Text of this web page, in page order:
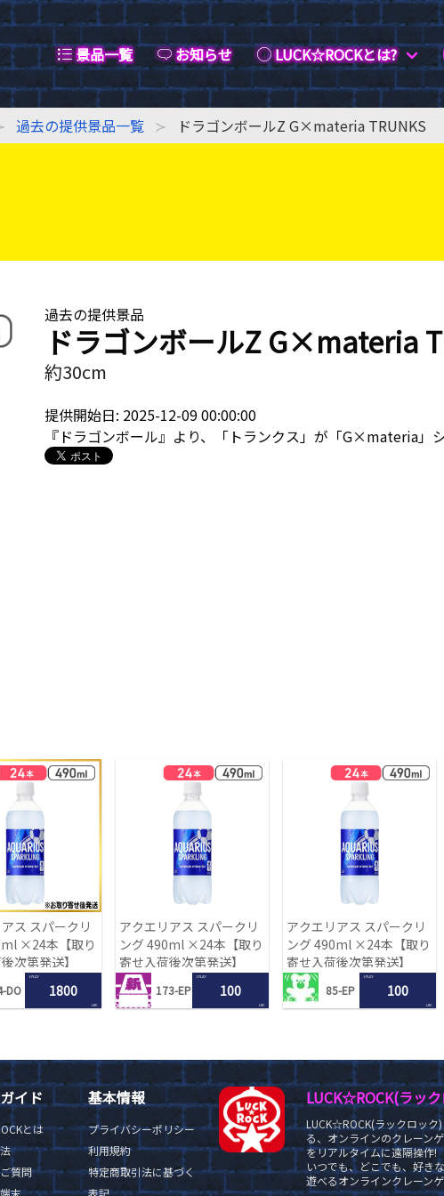
景品一覧 お知らせ LUCK☆ROCKとは?
過去の提供景品一覧 ドラゴンボールZ G×materia TRUNKS
過去の提供景品
ドラゴンボールZ G×materia
約30cm
提供開始日: 2025-12-09 00:00:00
『ドラゴンボール』より、「トランクス」が「G×materia」
ス スパークリ
×24本【取り
次第発送】
DO
1 PLAY
1800
LRC
アクエリアス スパークリ
ング 490ml ×24本【取り
寄せ入荷後次第発送】
173-EP
1 PLAY
100
LRC
アクエリアス スパークリ
ング 490ml ×24本【取り
寄せ入荷後次第発送】
85-EP
1 PLAY
100
LRC
イド
とは
質問
末
基本情報
プライバシーポリシー
利用規約
特定商取引法に基づく
表記
LUCK☆ROCK(ラッ
LUCK☆ROCK(ラックロック
る、オンラインのクレーン
をリアルタイムに遠隔操作!
いつでも、どこでも、好き
遊べるオンラインクレーン